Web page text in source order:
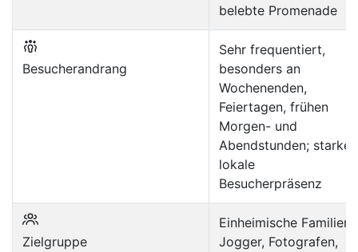
belebte Promenade
Besucherandrang
Sehr frequentiert,
besonders an
Wochenenden,
Feiertagen, frühen
Morgen- und
Abendstunden; starke
lokale
Besucherpräsenz
Zielgruppe
Einheimische Familien,
Jogger, Fotografen,